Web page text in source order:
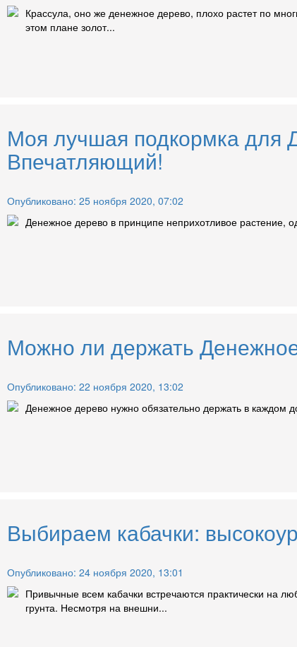
Крассула, оно же денежное дерево, плохо растет по
этом плане золот...
Моя лучшая подкормка для
Впечатляющий!
Опубликовано: 25 ноября 2020, 07:02
Денежное дерево в принципе неприхотливое растение,
Можно ли держать
Опубликовано: 22 ноября 2020, 13:02
Денежное дерево нужно обязательно держать в каждом
Выбираем кабачки:
Опубликовано: 24 ноября 2020, 13:01
Привычные всем кабачки встречаются практически на
грунта. Несмотря на внешни...